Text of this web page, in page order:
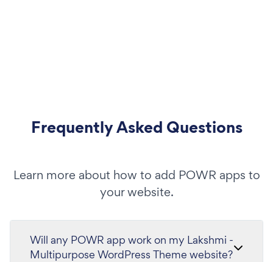
Frequently Asked Questions
Learn more about how to add POWR apps to
your website.
Will any POWR app work on my Lakshmi -
Multipurpose WordPress Theme website?